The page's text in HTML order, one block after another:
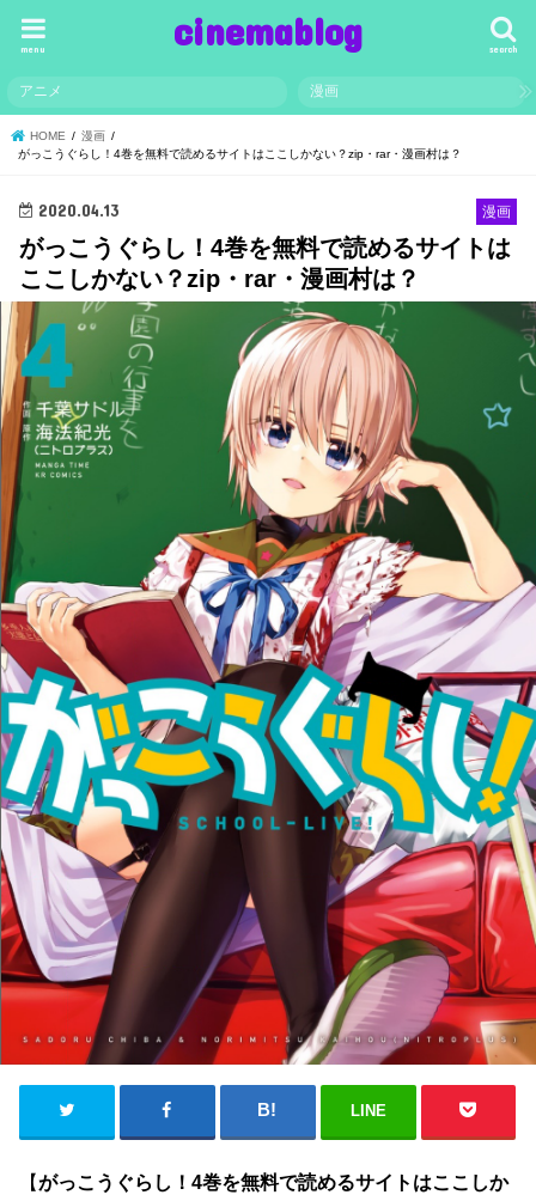
cinemablog search
menu
アニメ 漫画
HOME
漫画
がっこうぐらし！4巻を無料で読めるサイトはここしかない？zip・rar・漫画村は？
漫画
2020.04.13
がっこうぐらし！4巻を無料で読めるサイトは
ここしかない？zip・rar・漫画村は？
LINE
【がっこうぐらし！4巻を無料で読めるサイトはここしか